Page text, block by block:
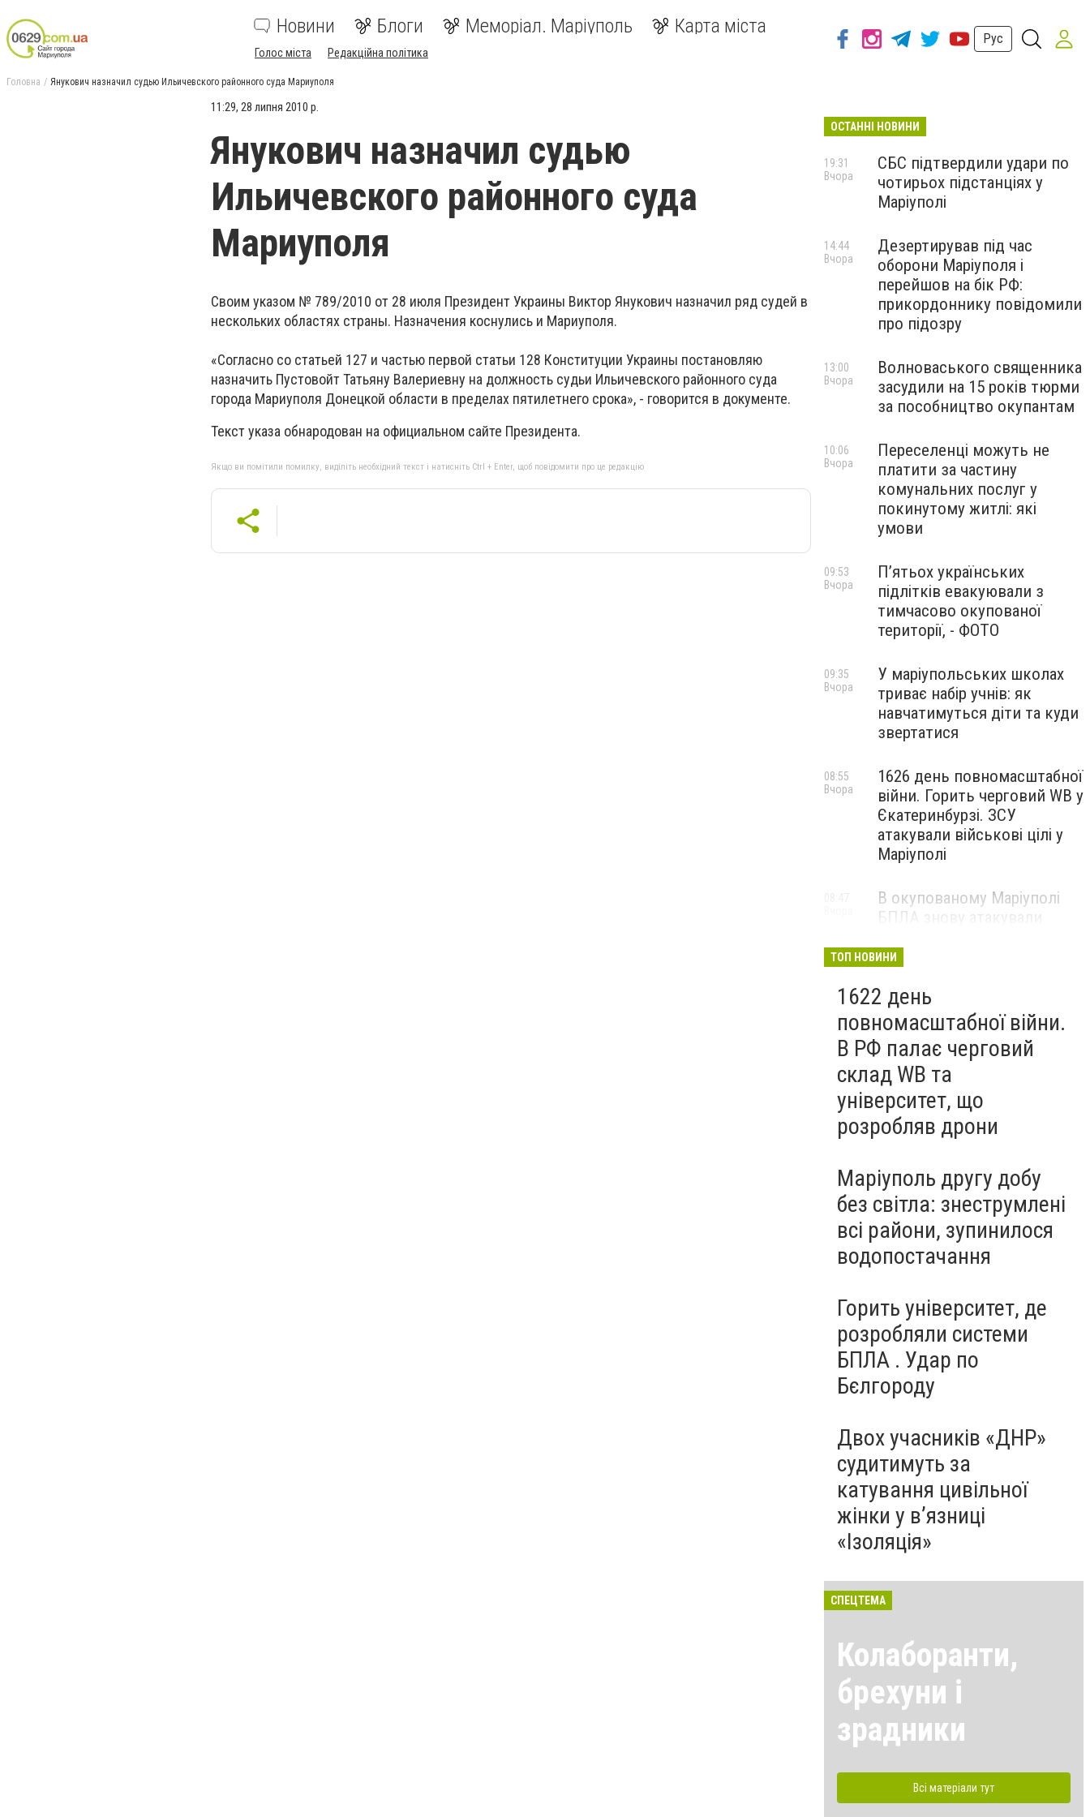
Новини Блоги Меморіал. Маріуполь Карта міста
Голос міста Редакційна політика
Рус
Головна Янукович назначил судью Ильичевского районного суда Мариуполя
11:29, 28 липня 2010 р.
Янукович назначил судью
Ильичевского районного суда
Мариуполя
Своим указом № 789/2010 от 28 июля Президент Украины Виктор Янукович назначил ряд судей в
нескольких областях страны. Назначения коснулись и Мариуполя.
«Согласно со статьей 127 и частью первой статьи 128 Конституции Украины постановляю
назначить Пустовойт Татьяну Валериевну на должность судьи Ильичевского районного суда
города Мариуполя Донецкой области в пределах пятилетнего срока», - говорится в документе.
Текст указа обнародован на официальном сайте Президента.
Якщо ви помітили помилку, виділіть необхідний текст і натисніть Ctrl + Enter, щоб повідомити про це редакцію
ОСТАННІ НОВИНИ
СБС підтвердили удари по
чотирьох підстанціях у
Маріуполі
19:31
Вчора
Дезертирував під час
оборони Маріуполя і
перейшов на бік РФ:
прикордоннику повідомили
про підозру
14:44
Вчора
Волноваського священника
засудили на 15 років тюрми
за пособництво окупантам
13:00
Вчора
Переселенці можуть не
платити за частину
комунальних послуг у
покинутому житлі: які
умови
10:06
Вчора
П’ятьох українських
підлітків евакуювали з
тимчасово окупованої
території, - ФОТО
09:53
Вчора
У маріупольських школах
триває набір учнів: як
навчатимуться діти та куди
звертатися
09:35
Вчора
1626 день повномасштабної
війни. Горить черговий WB у
Єкатеринбурзі. ЗСУ
атакували військові цілі у
Маріуполі
08:55
Вчора
В окупованому Маріуполі
БПЛА знову атакували
— ВІДЕО
ТОП НОВИНИ
1622 день
повномасштабної війни.
В РФ палає черговий
склад WB та
університет, що
розробляв дрони
Маріуполь другу добу
без світла: знеструмлені
всі райони, зупинилося
водопостачання
Горить університет, де
розробляли системи
БПЛА . Удар по
Бєлгороду
Двох учасників «ДНР»
судитимуть за
катування цивільної
жінки у в’язниці
«Ізоляція»
СПЕЦТЕМА
Колаборанти,
брехуни і
зрадники
Всі матеріали тут